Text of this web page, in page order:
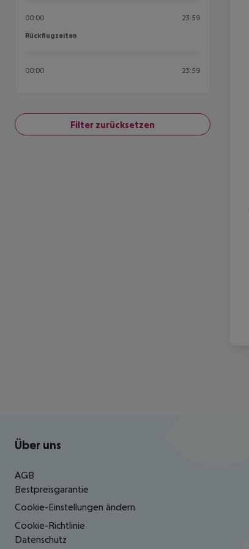
00:00 23:59
Rückflugzeiten
Rückflugzeiten
00:00 23:59
Filter zurücksetzen
Footer navigation
Über uns
AGB
Bestpreisgarantie
Cookie-Einstellungen ändern
Cookie-Richtlinie
Datenschutz